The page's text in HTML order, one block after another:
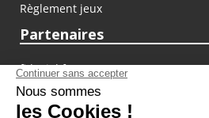
Règlement jeux
Partenaires
fiducial.fr
lyoncapitale.fr
olympique-et-lyonnais.com